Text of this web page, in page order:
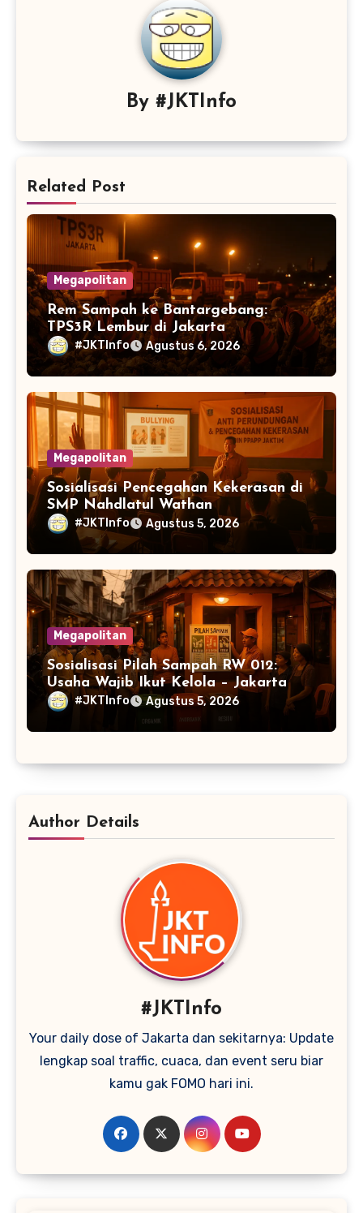
By #JKTInfo
Related Post
Megapolitan
Rem Sampah ke Bantargebang:
TPS3R Lembur di Jakarta
#JKTInfo Agustus 6, 2026
Megapolitan
Sosialisasi Pencegahan Kekerasan di
SMP Nahdlatul Wathan
#JKTInfo Agustus 5, 2026
Megapolitan
Sosialisasi Pilah Sampah RW 012:
Usaha Wajib Ikut Kelola – Jakarta
#JKTInfo Agustus 5, 2026
Author Details
#JKTInfo
Your daily dose of Jakarta dan sekitarnya: Update
lengkap soal traffic, cuaca, dan event seru biar
kamu gak FOMO hari ini.